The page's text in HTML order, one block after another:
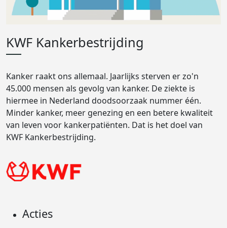
KWF Kankerbestrijding
Kanker raakt ons allemaal. Jaarlijks sterven er zo'n
45.000 mensen als gevolg van kanker. De ziekte is
hiermee in Nederland doodsoorzaak nummer één.
Minder kanker, meer genezing en een betere kwaliteit
van leven voor kankerpatiënten. Dat is het doel van
KWF Kankerbestrijding.
Acties